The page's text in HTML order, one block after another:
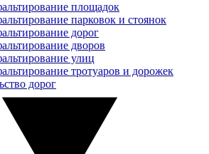
площадок
парковок и стоянок
дорог
дворов
улиц
тротуаров и дорожек
дорог